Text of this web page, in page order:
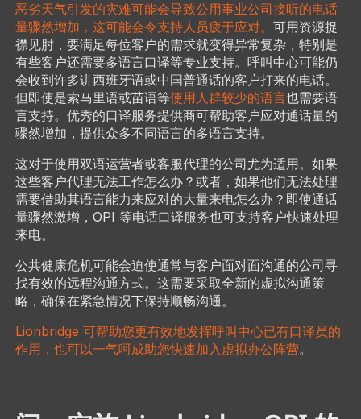
恶劣天气引发的灾难可能会导致公用事业公司接听的电话
量骤然增加，这可能会令支持人员疲于应对。 可用资源捉
襟见肘，要满足每位客户的需求就变得异常复杂，特别是
有些客户还需要多语言口译等专业支持。呼叫中心可能仍
会收到许多讲西班牙语或中国普通话的客户打来的电话。
但即使是索马里语或苗语等使用人群较少的语言也需要语
言支持。优秀的口译服务提供商可帮助客户应对通话量的
骤然增加，提供众多不同语言的多语言支持。
这对于使用双语运营者或客服代理的公司尤为适用。如果
这些客户代理无法工作怎么办？或者，如果他们无法处理
需要借助其语言能力来应对的大量来电怎么办？即使通话
量骤然激增，OPI 等电话口译服务也可支持客户快速处理
来电。
公共健康危机可能会迫使通常与客户面对面沟通的公司寻
找有效的远程沟通方式。这需要采取全新的虚拟沟通策
略，确保在紧急情况下保持顺畅沟通。
Lionbridge 可帮助您更有效地发挥呼叫中心已有口译员的
作用，也可以一气呵成助您快速加入虚拟办公阵营。